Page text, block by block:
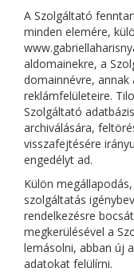
A Szolgáltató
minden elemére,
aldomainekre, a
domainnévre, annak
reklámfelületeire.
Szolgáltató
archiválására,
visszafejtésére
engedélyt ad.
Külön
szolgáltatás
rendelkezésre
megkerülésével a
lemásolni, abban új
adatokat felülírni.